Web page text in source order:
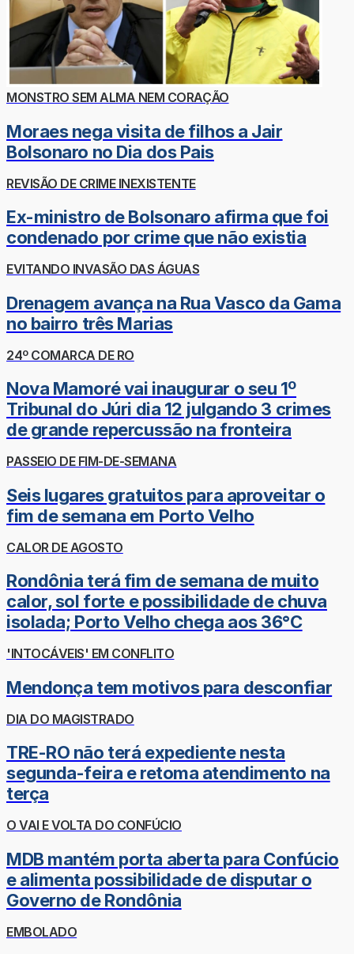
MONSTRO SEM ALMA NEM CORAÇÃO
Moraes nega visita de filhos a Jair
Bolsonaro no Dia dos Pais
REVISÃO DE CRIME INEXISTENTE
Ex-ministro de Bolsonaro afirma que foi
condenado por crime que não existia
EVITANDO INVASÃO DAS ÁGUAS
Drenagem avança na Rua Vasco da Gama
no bairro três Marias
24º COMARCA DE RO
Nova Mamoré vai inaugurar o seu 1º
Tribunal do Júri dia 12 julgando 3 crimes
de grande repercussão na fronteira
PASSEIO DE FIM-DE-SEMANA
Seis lugares gratuitos para aproveitar o
fim de semana em Porto Velho
CALOR DE AGOSTO
Rondônia terá fim de semana de muito
calor, sol forte e possibilidade de chuva
isolada; Porto Velho chega aos 36°C
'INTOCÁVEIS' EM CONFLITO
Mendonça tem motivos para desconfiar
DIA DO MAGISTRADO
TRE-RO não terá expediente nesta
segunda-feira e retoma atendimento na
terça
O VAI E VOLTA DO CONFÚCIO
MDB mantém porta aberta para Confúcio
e alimenta possibilidade de disputar o
Governo de Rondônia
EMBOLADO